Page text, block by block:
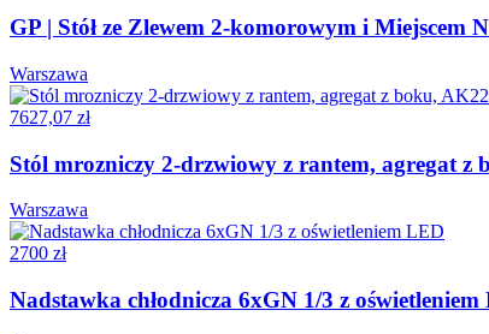
GP | Stół ze Zlewem 2-komorowym i Miejscem
Warszawa
7627,07 zł
Stól mrozniczy 2-drzwiowy z rantem, agregat z
Warszawa
2700 zł
Nadstawka chłodnicza 6xGN 1/3 z oświetleniem